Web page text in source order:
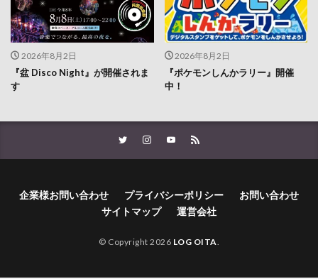
2026年8月2日
『盆 Disco Night』が開催されま
す
2026年8月2日
『ポケモンしんかラリー』開催
中！
企業様お問い合わせ プライバシーポリシー
お問い合わせ
サイトマップ
運営会社
© Copyright 2026 LOG OITA.